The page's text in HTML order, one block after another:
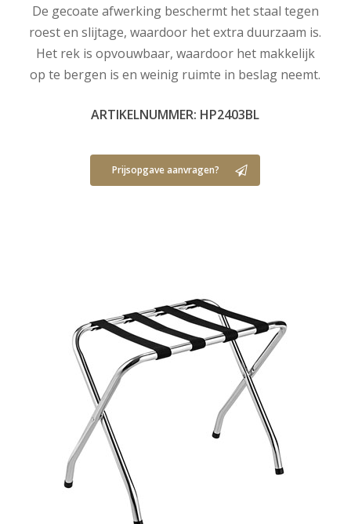
De gecoate afwerking beschermt het staal tegen
roest en slijtage, waardoor het extra duurzaam is.
Het rek is opvouwbaar, waardoor het makkelijk
op te bergen is en weinig ruimte in beslag neemt.
ARTIKELNUMMER: HP2403BL
Prijsopgave aanvragen?